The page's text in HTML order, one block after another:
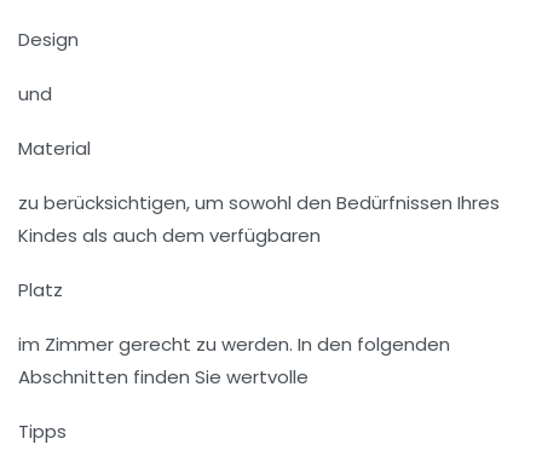
Design
und
Material
zu berücksichtigen, um sowohl den Bedürfnissen Ihres
Kindes als auch dem verfügbaren
Platz
im Zimmer gerecht zu werden. In den folgenden
Abschnitten finden Sie wertvolle
Tipps